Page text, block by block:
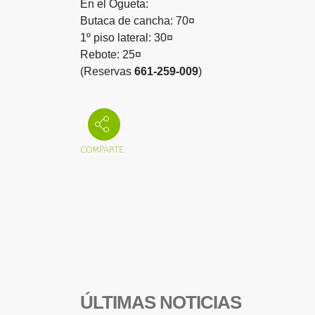
En el Ogueta:
Butaca de cancha: 70¤
1º piso lateral: 30¤
Rebote: 25¤
(Reservas 661-259-009)
ÚLTIMAS NOTICIAS